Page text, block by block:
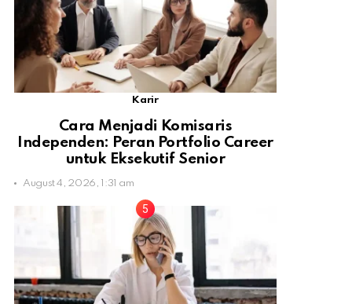
Karir
Cara Menjadi Komisaris
Independen: Peran Portfolio Career
untuk Eksekutif Senior
August 4, 2026, 1:31 am